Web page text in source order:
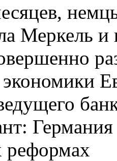
Меркель
реформах